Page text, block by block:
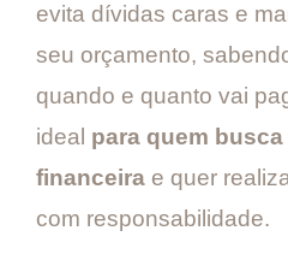
evita dívidas caras e
seu orçamento,
quando e quanto vai
ideal para quem
financeira e quer
com responsabilidade.